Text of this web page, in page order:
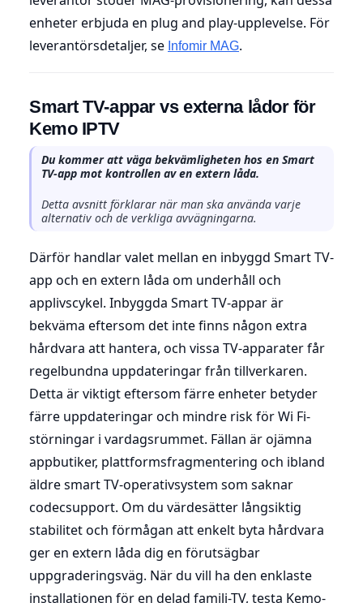
enheter erbjuda en plug and play-upplevelse. För
leverantörsdetaljer, se Infomir MAG.
Smart TV-appar vs externa lådor för
Kemo IPTV
Du kommer att väga bekvämligheten hos en Smart
TV-app mot kontrollen av en extern låda.
Detta avsnitt förklarar när man ska använda varje
alternativ och de verkliga avvägningarna.
Därför handlar valet mellan en inbyggd Smart TV-
app och en extern låda om underhåll och
applivscykel. Inbyggda Smart TV-appar är
bekväma eftersom det inte finns någon extra
hårdvara att hantera, och vissa TV-apparater får
regelbundna uppdateringar från tillverkaren.
Detta är viktigt eftersom färre enheter betyder
färre uppdateringar och mindre risk för Wi Fi-
störningar i vardagsrummet. Fällan är ojämna
appbutiker, plattformsfragmentering och ibland
äldre smart TV-operativsystem som saknar
codecsupport. Om du värdesätter långsiktig
stabilitet och förmågan att enkelt byta hårdvara
ger en extern låda dig en förutsägbar
uppgraderingsväg. När du vill ha den enklaste
installationen för en delad familj-TV, testa Kemo-